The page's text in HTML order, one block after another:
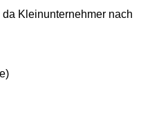
Kleinunternehmer nach